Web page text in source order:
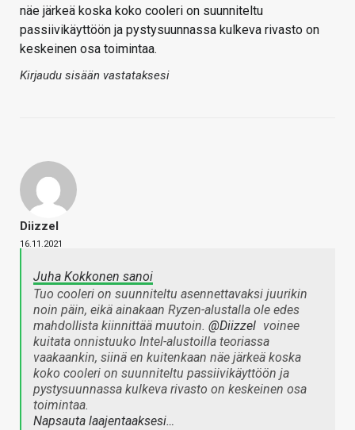
näe järkeä koska koko cooleri on suunniteltu
passiivikäyttöön ja pystysuunnassa kulkeva rivasto on
keskeinen osa toimintaa.
Kirjaudu sisään vastataksesi
Diizzel
16.11.2021
Juha Kokkonen sanoi
Tuo cooleri on suunniteltu asennettavaksi juurikin
noin päin, eikä ainakaan Ryzen-alustalla ole edes
mahdollista kiinnittää muutoin. @Diizzel voinee
kuitata onnistuuko Intel-alustoilla teoriassa
vaakaankin, siinä en kuitenkaan näe järkeä koska
koko cooleri on suunniteltu passiivikäyttöön ja
pystysuunnassa kulkeva rivasto on keskeinen osa
toimintaa.
Napsauta laajentaaksesi…